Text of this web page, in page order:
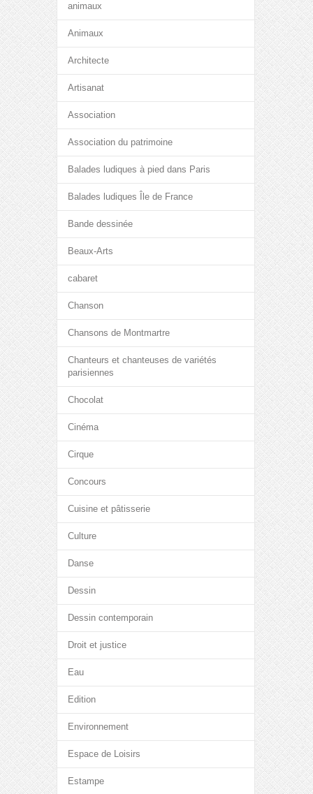
animaux
Animaux
Architecte
Artisanat
Association
Association du patrimoine
Balades ludiques à pied dans Paris
Balades ludiques Île de France
Bande dessinée
Beaux-Arts
cabaret
Chanson
Chansons de Montmartre
Chanteurs et chanteuses de variétés
parisiennes
Chocolat
Cinéma
Cirque
Concours
Cuisine et pâtisserie
Culture
Danse
Dessin
Dessin contemporain
Droit et justice
Eau
Edition
Environnement
Espace de Loisirs
Estampe